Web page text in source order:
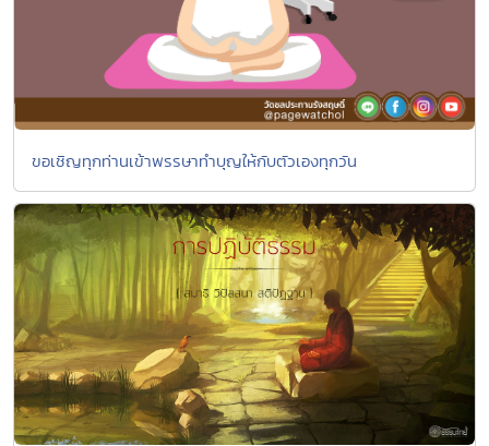
ขอเชิญทุกท่านเข้าพรรษาทำบุญให้กับตัวเองทุกวัน